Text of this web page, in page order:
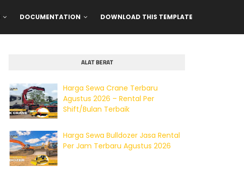
DOCUMENTATION DOWNLOAD THIS TEMPLATE
ALAT BERAT
Harga Sewa Crane Terbaru
Agustus 2026 – Rental Per
Shift/Bulan Terbaik
Harga Sewa Bulldozer Jasa Rental
Per Jam Terbaru Agustus 2026